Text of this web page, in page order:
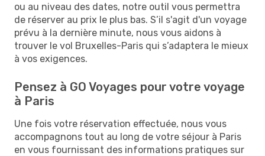
ou au niveau des dates, notre outil vous permettra
de réserver au prix le plus bas. S’il s'agit d'un voyage
prévu à la dernière minute, nous vous aidons à
trouver le vol Bruxelles-Paris qui s’adaptera le mieux
à vos exigences.
Pensez à GO Voyages pour votre voyage
à Paris
Une fois votre réservation effectuée, nous vous
accompagnons tout au long de votre séjour à Paris
en vous fournissant des informations pratiques sur